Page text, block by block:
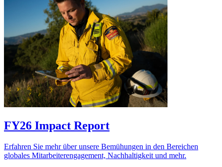
FY26 Impact Report
Erfahren Sie mehr über unsere Bemühungen in den Bereichen
globales Mitarbeiterengagement, Nachhaltigkeit und mehr.